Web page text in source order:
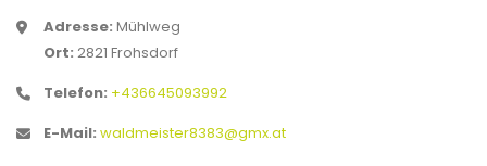
Adresse: Mühlweg
Ort: 2821 Frohsdorf
Telefon: +436645093992
E-Mail: waldmeister8383@gmx.at